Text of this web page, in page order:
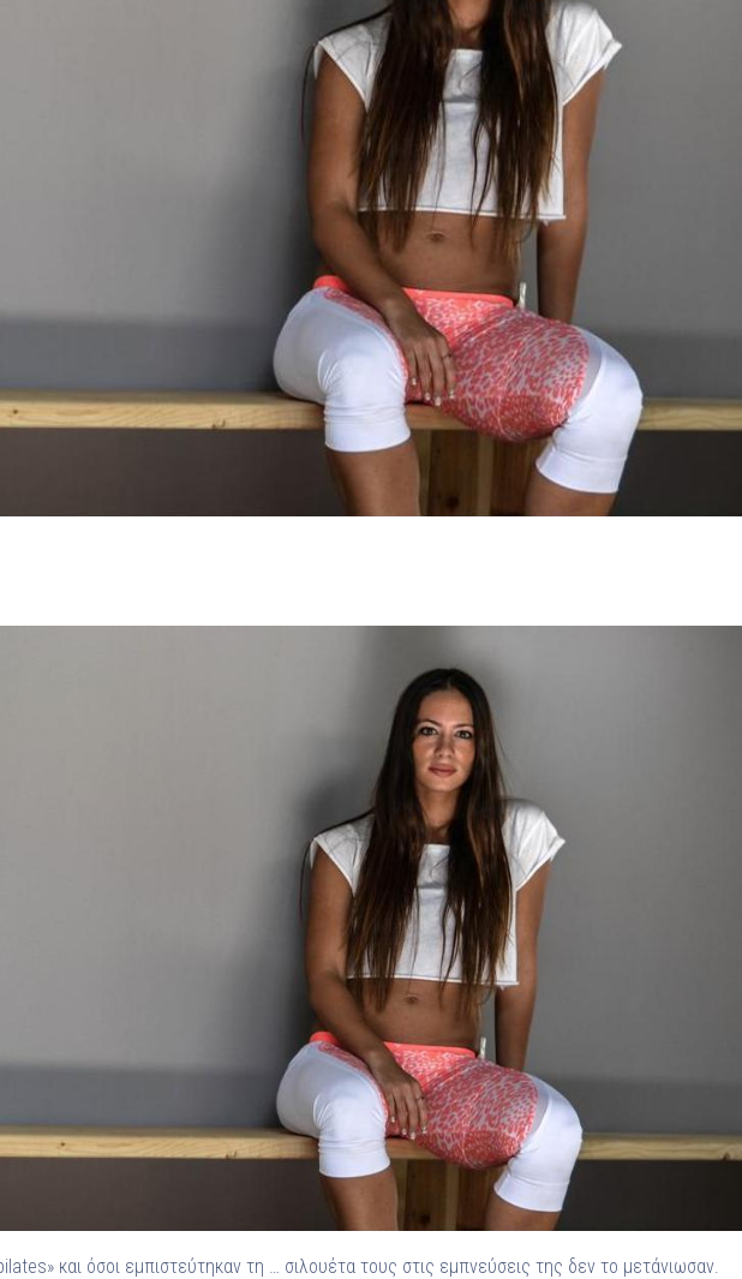
Ένα μεγάλο και όμορφο γυμναστήριο κοντά στη θάλασσα
Το pilates έχει τον δικό του καταπληκτικό χώρο στον
Προορισμός Pilates στην Καρδιά της Πόλης
Pilates by Mandy
FACEBOOK N.ΨΥΧΙΚΟΥ
Pilates by Mandy
FACEBOOK ΠΕΎΚΗΣ
ΚΑΝΑΛΙ YOUTUBE
και όσοι εμπιστεύτηκαν τη … σιλουέτα τους στις εμπνεύσεις της δεν το μετάνιωσαν.